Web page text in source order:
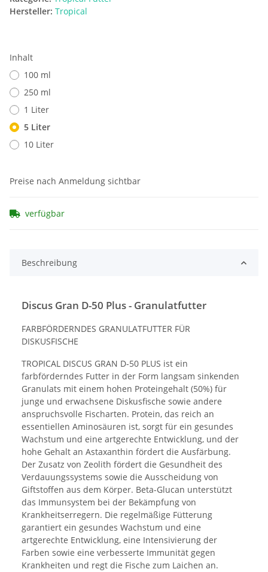
Hersteller: Tropical
Inhalt
100 ml
250 ml
1 Liter
5 Liter
10 Liter
Preise nach Anmeldung sichtbar
verfügbar
Beschreibung
Discus Gran D-50 Plus - Granulatfutter
FARBFÖRDERNDES GRANULATFUTTER FÜR
DISKUSFISCHE
TROPICAL DISCUS GRAN D-50 PLUS ist ein
farbförderndes Futter in der Form langsam sinkenden
Granulats mit einem hohen Proteingehalt (50%) für
junge und erwachsene Diskusfische sowie andere
anspruchsvolle Fischarten. Protein, das reich an
essentiellen Aminosäuren ist, sorgt für ein gesundes
Wachstum und eine artgerechte Entwicklung, und der
hohe Gehalt an Astaxanthin fördert die Ausfärbung.
Der Zusatz von Zeolith fördert die Gesundheit des
Verdauungssystems sowie die Ausscheidung von
Giftstoffen aus dem Körper. Beta-Glucan unterstützt
das Immunsystem bei der Bekämpfung von
Krankheitserregern. Die regelmäßige Fütterung
garantiert ein gesundes Wachstum und eine
artgerechte Entwicklung, eine Intensivierung der
Farben sowie eine verbesserte Immunität gegen
Krankheiten und regt die Fische zum Laichen an.